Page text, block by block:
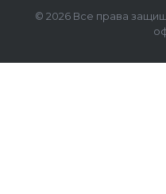
© 2026 Все права